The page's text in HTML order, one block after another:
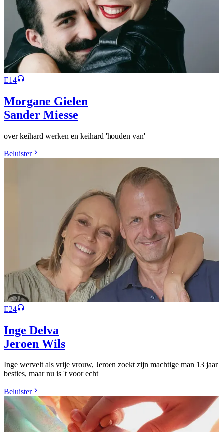
E14
Morgane Gielen
Sander Miesse
over keihard werken en keihard 'houden van'
Beluister
E24
Inge Delva
Jeroen Wils
Inge wervelt als vrije vrouw, Jeroen zoekt zijn machtige man 13 jaar
besties, maar nu is 't voor echt
Beluister